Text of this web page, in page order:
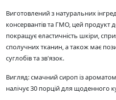
Виготовлений з натуральних
консервантів та ГМО, цей продукт
покращує еластичність шкіри,
сполучних тканин, а також має
суглобів та зв'язок.
Вигляд: смачний сироп із
налічує 30 порцій для щоденного